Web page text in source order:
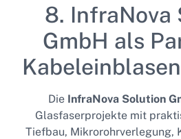
8. InfraNova
GmbH als
Die InfraNova Solution
Glasfaserprojekte mit
Tiefbau, Mikrorohrverlegung,